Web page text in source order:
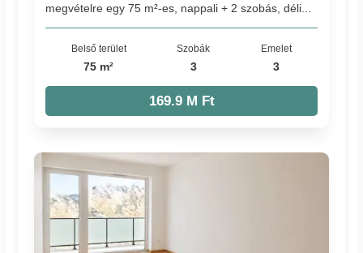
megvételre egy 75 m²-es, nappali + 2 szobás, déli...
Belső terület
75 m²
Szobák
3
Emelet
3
169.9 M Ft